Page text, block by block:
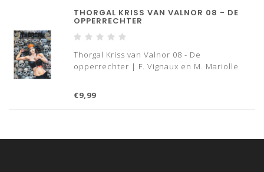
THORGAL KRISS VAN VALNOR 08 - DE
OPPERRECHTER
Thorgal Kriss van Valnor 08 - De
opperrechter | F. Vignaux en M. Mariolle
€9,99